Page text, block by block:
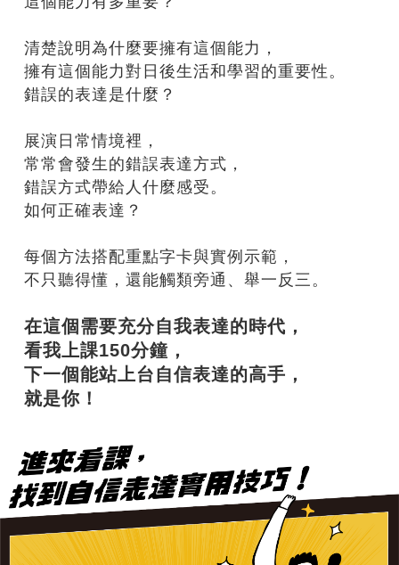
清楚說明為什麼要擁有這個能力，
擁有這個能力對日後生活和學習的重要性。
錯誤的表達是什麼？
展演日常情境裡，
常常會發生的錯誤表達方式，
錯誤方式帶給人什麼感受。
如何正確表達？
每個方法搭配重點字卡與實例示範，
不只聽得懂，還能觸類旁通、舉一反三。
在這個需要充分自我表達的時代，
看我上課150分鐘，
下一個能站上台自信表達的高手，
就是你！